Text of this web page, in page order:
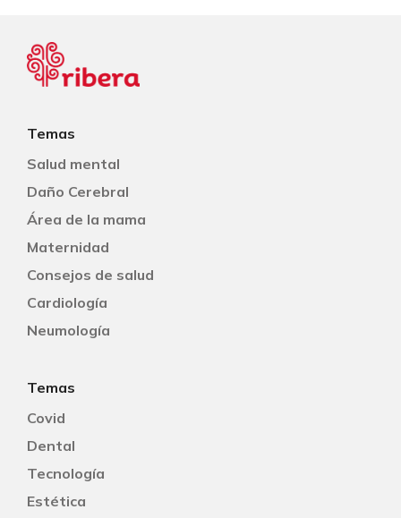
Temas
Salud mental
Daño Cerebral
Área de la mama
Maternidad
Consejos de salud
Cardiología
Neumología
Temas
Covid
Dental
Tecnología
Estética